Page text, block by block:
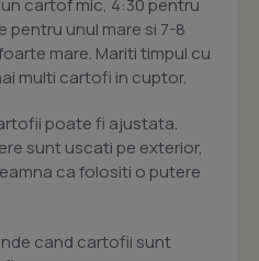
cartof mic, 4:30 pentru
pentru unul mare si 7-8
mare. Mariti timpul cu
multi cartofi in cuptor.
poate fi ajustata.
sunt uscati pe exterior,
ca folositi o putere
cand cartofii sunt